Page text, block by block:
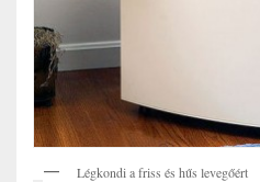
Légkondi a friss és hűs levegőért